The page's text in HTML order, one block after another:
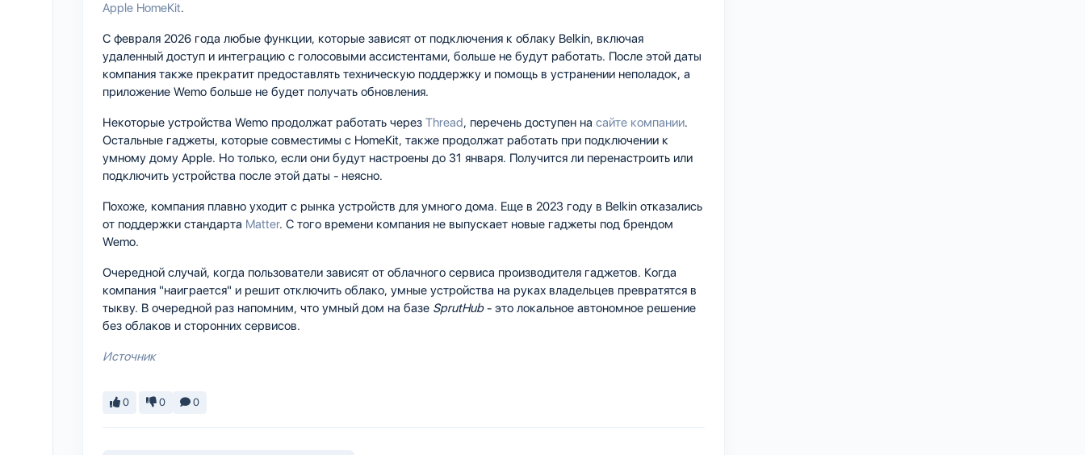
Apple HomeKit.
С февраля 2026 года любые функции, которые зависят от подключения к облаку Belkin, включая
удаленный доступ и интеграцию с голосовыми ассистентами, больше не будут работать. После этой даты
компания также прекратит предоставлять техническую поддержку и помощь в устранении неполадок, а
приложение Wemo больше не будет получать обновления.
Некоторые устройства Wemo продолжат работать через Thread, перечень доступен на сайте компании.
Остальные гаджеты, которые совместимы с HomeKit, также продолжат работать при подключении к
умному дому Apple. Но только, если они будут настроены до 31 января. Получится ли перенастроить или
подключить устройства после этой даты - неясно.
Похоже, компания плавно уходит с рынка устройств для умного дома. Еще в 2023 году в Belkin отказались
от поддержки стандарта Matter. С того времени компания не выпускает новые гаджеты под брендом
Wemo.
Очередной случай, когда пользователи зависят от облачного сервиса производителя гаджетов. Когда
компания "наиграется" и решит отключить облако, умные устройства на руках владельцев превратятся в
тыкву. В очередной раз напомним, что умный дом на базе SprutHub- это локальное автономное решение
без облаков и сторонних сервисов.
Источник
0 0 0